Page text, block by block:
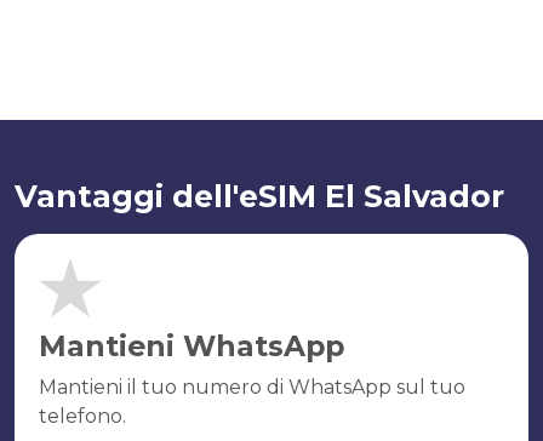
Vantaggi dell'eSIM El Salvador
Mantieni WhatsApp
Mantieni il tuo numero di WhatsApp sul tuo
telefono.